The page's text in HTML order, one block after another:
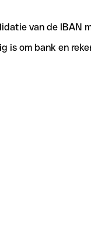
van de IBAN
is om bank en